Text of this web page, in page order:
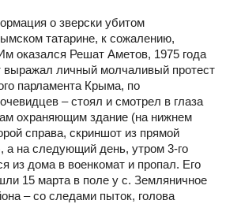
о зверски убитом
татарине, к сожалению,
оказался Решат Аметов, 1975 года
выражал личный молчаливый протест
парламента Крыма, по
– стоял и смотрел в глаза
охраняющим здание (на нижнем
справа, скриншот из прямой
а на следующий день, утром 3-го
из дома в военкомат и пропал. Его
15 марта в поле у с. Земляничное
– со следами пыток, голова